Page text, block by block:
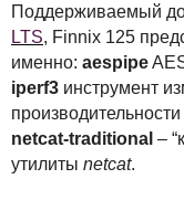
Поддерживаемый
LTS, Finnix 125
именно: aespipe
iperf3 инструмент
производительности
netcat-traditional –
утилиты netcat.